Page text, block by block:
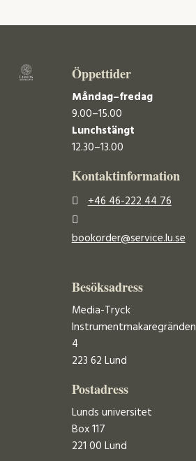
Öppettider
Måndag–fredag
9.00–15.00
Lunchstängt
12.30–13.00
Kontaktinformation
+46 46-222 44 76
bookorder@service.lu.se
Besöksadress
Media-Tryck
Instrumentmakaregränden
4
223 62 Lund
Postadress
Lunds universitet
Box 117
221 00 Lund